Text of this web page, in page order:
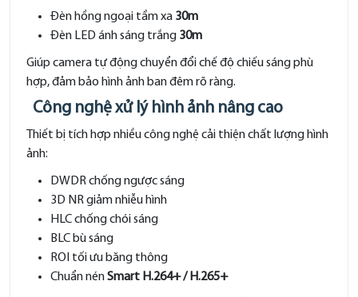
Đèn hồng ngoại tầm xa 30m
Đèn LED ánh sáng trắng 30m
Giúp camera tự động chuyển đổi chế độ chiếu sáng phù
hợp, đảm bảo hình ảnh ban đêm rõ ràng.
Công nghệ xử lý hình ảnh nâng cao
Thiết bị tích hợp nhiều công nghệ cải thiện chất lượng hình
ảnh:
DWDR chống ngược sáng
3D NR giảm nhiễu hình
HLC chống chói sáng
BLC bù sáng
ROI tối ưu băng thông
Chuẩn nénSmart H.264+ / H.265+